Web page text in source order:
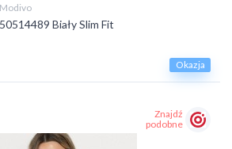
Okazja
Biały Slim Fit
Znajdź
podobne